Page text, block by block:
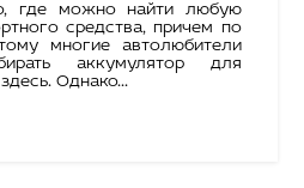
где можно найти любую
средства, причем по
многие автолюбители
аккумулятор для
Однако...